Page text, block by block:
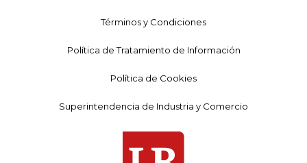
Términos y Condiciones
Política de Tratamiento de Información
Política de Cookies
Superintendencia de Industria y Comercio